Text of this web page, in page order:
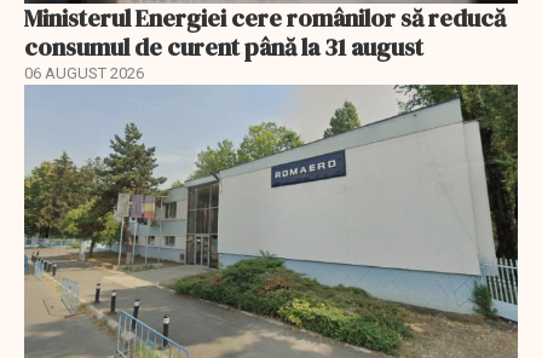
Ministerul Energiei cere românilor să reducă
consumul de curent până la 31 august
06 AUGUST 2026